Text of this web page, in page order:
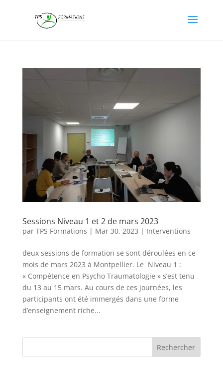
Sessions Niveau 1 et 2 de mars 2023
par TPS Formations | Mar 30, 2023 | Interventions
deux sessions de formation se sont déroulées en ce
mois de mars 2023 à Montpellier. Le Niveau 1 :
« Compétence en Psycho Traumatologie » s’est tenu
du 13 au 15 mars. Au cours de ces journées, les
participants ont été immergés dans une forme
d’enseignement riche...